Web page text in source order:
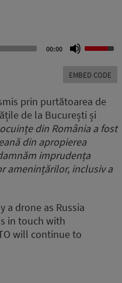
00:00
Up/Down
keys
increase
or
decrease
volume.
EMBED CODE
prin purtătoarea de
de la București și
din România a fost
din apropierea
imprudența
amenințărilor, inclusiv a
a drone as Russia
in touch with
will continue to